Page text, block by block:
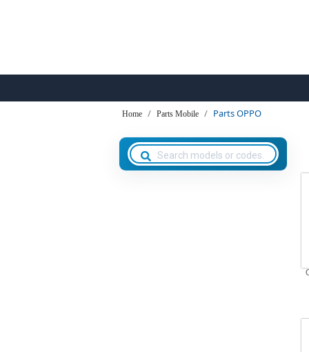
Home Parts Mobile Parts OPPO